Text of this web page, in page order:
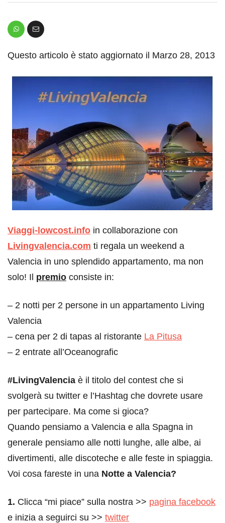
Questo articolo è stato aggiornato il Marzo 28, 2013
Viaggi-lowcost.info in collaborazione con
Livingvalencia.com ti regala un weekend a
Valencia in uno splendido appartamento, ma non
solo! Il premio consiste in:
– 2 notti per 2 persone in un appartamento Living
Valencia
– cena per 2 di tapas al ristorante La Pitusa
– 2 entrate all’Oceanografic
#LivingValencia è il titolo del contest che si
svolgerà su twitter e l’Hashtag che dovrete usare
per partecipare. Ma come si gioca?
Quando pensiamo a Valencia e alla Spagna in
generale pensiamo alle notti lunghe, alle albe, ai
divertimenti, alle discoteche e alle feste in spiaggia.
Voi cosa fareste in una Notte a Valencia?
1. Clicca “mi piace” sulla nostra >> pagina facebook
e inizia a seguirci su >> twitter